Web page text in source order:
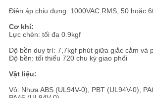
Điện áp chịu đựng: 1000VAC RMS, 50 hoặc
Cơ khí:
Lực chèn: tối đa 0.9kgf
Độ bền duy trì: 7,7kgf phút giữa giắc cắm và
Độ bền: tối thiểu 720 chu kỳ giao phối
Vật liệu:
Vỏ: Nhựa ABS (UL94V-0), PBT (UL94V-0),